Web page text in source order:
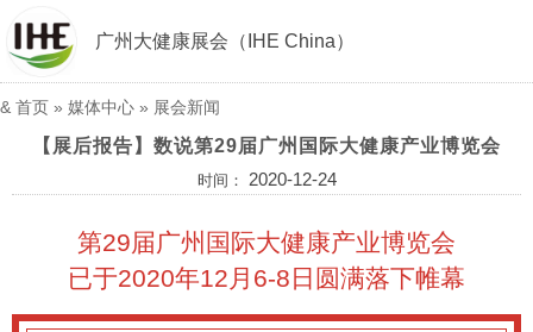
广州大健康展会（IHE China）
& 首页 » 媒体中心 » 展会新闻
【展后报告】数说第29届广州国际大健康产业博览会​
时间： 2020-12-24
第29届广州国际大健康产业博览会
已于2020年12月6-8日圆满落下帷幕